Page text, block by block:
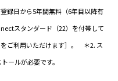
録日から5年間無料（6年目以降有
スタンダード（22）を付帯して
ご利用いただけます］。 ＊2. ス
トールが必要です。